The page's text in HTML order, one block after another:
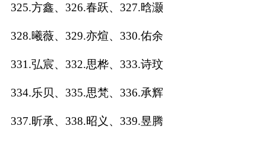
325.方鑫、326.春跃、327.晗灏
328.曦薇、329.亦煊、330.佑余
331.弘宸、332.思桦、333.诗玟
334.乐贝、335.思梵、336.承辉
337.昕承、338.昭义、339.昱腾